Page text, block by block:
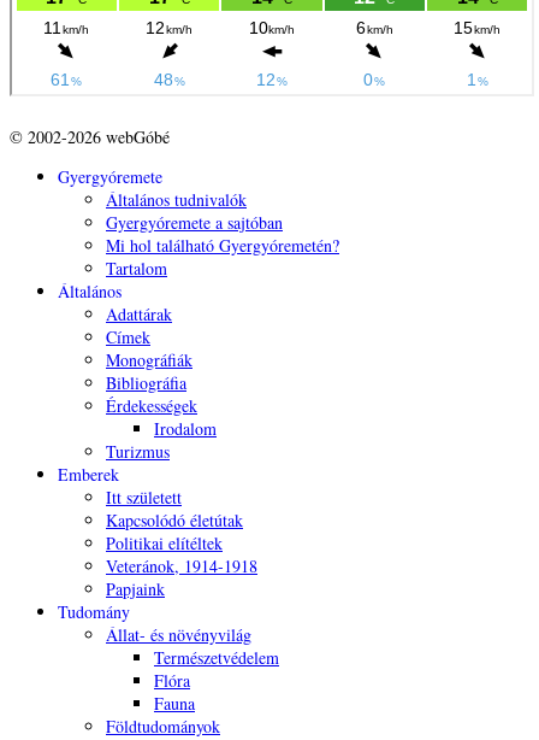
© 2002-2026 webGóbé
Gyergyóremete
Általános tudnivalók
Gyergyóremete a sajtóban
Mi hol található Gyergyóremetén?
Tartalom
Általános
Adattárak
Címek
Monográfiák
Bibliográfia
Érdekességek
Irodalom
Turizmus
Emberek
Itt született
Kapcsolódó életútak
Politikai elítéltek
Veteránok, 1914-1918
Papjaink
Tudomány
Állat- és növényvilág
Természetvédelem
Flóra
Fauna
Földtudományok